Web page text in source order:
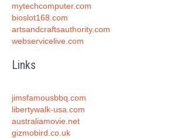
mytechcomputer.com
bioslot168.com
artsandcraftsauthority.com
webservicelive.com
Links
jimsfamousbbq.com
libertywalk-usa.com
australiamovie.net
gizmobird.co.uk